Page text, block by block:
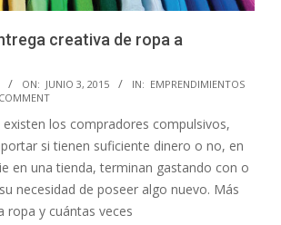
creativa de ropa a
ON: JUNIO 3, 2015 IN: EMPRENDIMIENTOS
los compradores compulsivos,
si tienen suficiente dinero o no, en
en una tienda, terminan gastando con o
necesidad de poseer algo nuevo. Más
ropa y cuántas veces